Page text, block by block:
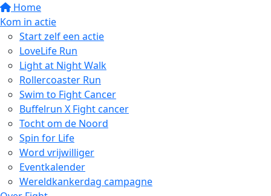
Home
Kom in actie
Start zelf een actie
LoveLife Run
Light at Night Walk
Rollercoaster Run
Swim to Fight Cancer
Buffelrun X Fight cancer
Tocht om de Noord
Spin for Life
Word vrijwilliger
Eventkalender
Wereldkankerdag campagne